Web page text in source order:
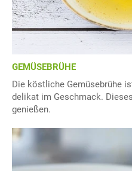
GEMÜSEBRÜHE
Die köstliche Gemüsebrühe
delikat im Geschmack.
genießen.